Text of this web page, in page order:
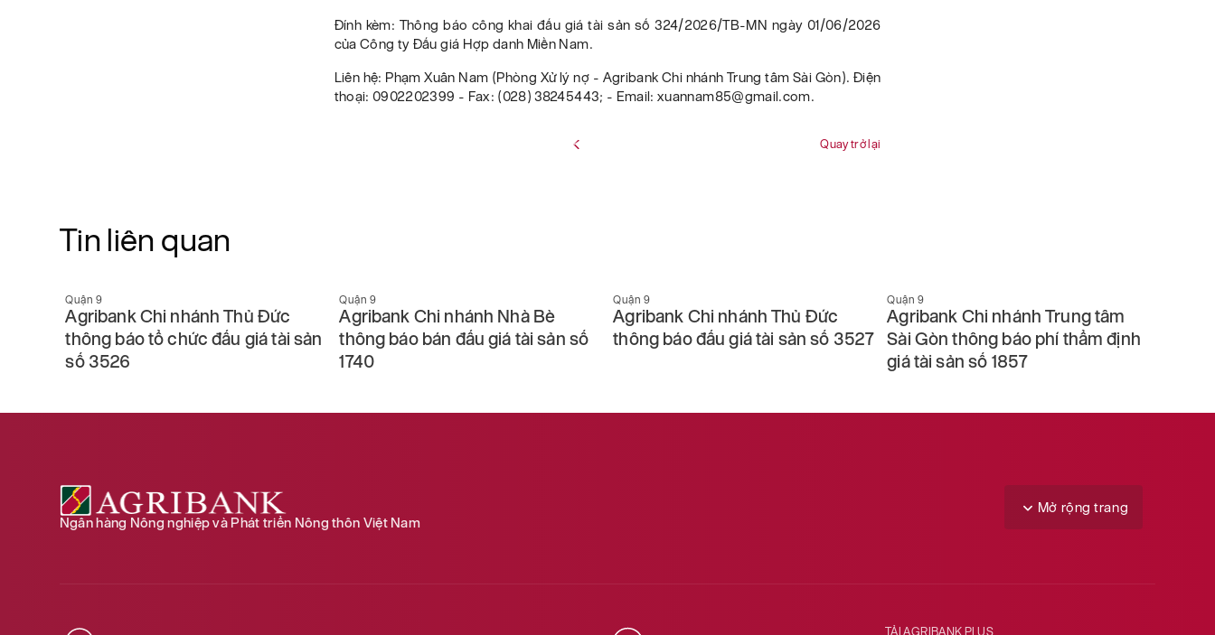
Đính kèm: Thông báo công khai đấu giá tài sản số 324/2026/TB-MN ngày 01/06/2026
của Công ty Đấu giá Hợp danh Miền Nam.
Liên hệ: Phạm Xuân Nam (Phòng Xử lý nợ - Agribank Chi nhánh Trung tâm Sài Gòn). Điện
thoại: 0902202399 - Fax: (028) 38245443; - Email: xuannam85@gmail.com.
Quay trở lại
Tin liên quan
Quận 9
Agribank Chi nhánh Thủ Đức
thông báo tổ chức đấu giá tài sản
số 3526
Quận 9
Agribank Chi nhánh Nhà Bè
thông báo bán đấu giá tài sản số
1740
Quận 9
Agribank Chi nhánh Thủ Đức
thông báo đấu giá tài sản số 3527
Quận 9
Agribank Chi nhánh Trung tâm
Sài Gòn thông báo phí thẩm định
giá tài sản số 1857
Ngân hàng Nông nghiệp và Phát triển Nông thôn Việt Nam
Mở rộng trang
TẢI AGRIBANK PLUS